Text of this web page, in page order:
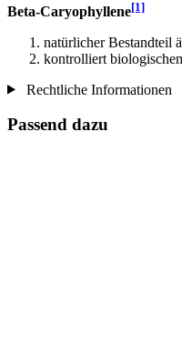
Beta-Caryophyllene[1]
natürlicher Bestandteil
kontrolliert
Rechtliche Informationen
Passend dazu